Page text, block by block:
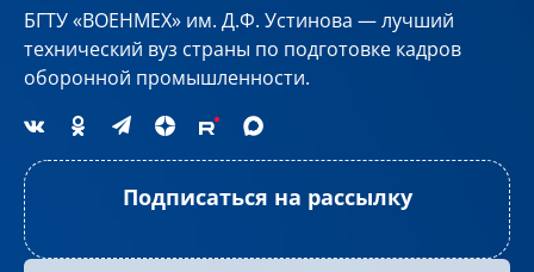
БГТУ «ВОЕНМЕХ» им. Д.Ф. Устинова — лучший
технический вуз страны по подготовке кадров
оборонной промышленности.
Подписаться на рассылку